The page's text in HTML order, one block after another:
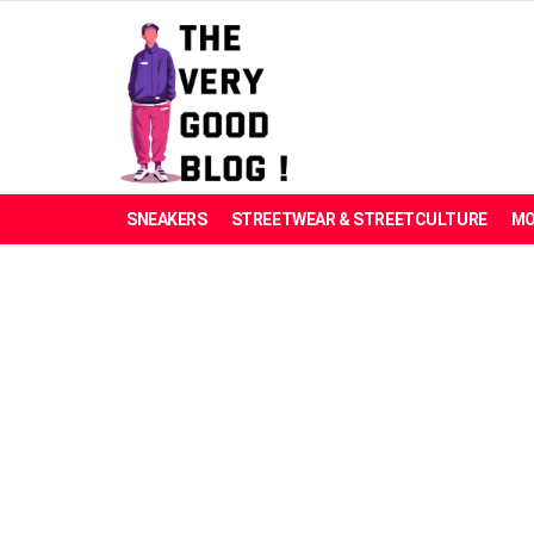
SNEAKERS STREETWEAR & STREETCULTURE